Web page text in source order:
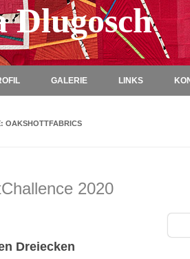
Dlugosch
GALERIE LINKS
OAKSHOTTFABRICS
2020
Dreiecken